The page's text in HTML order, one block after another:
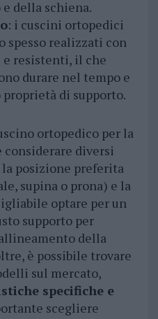
della schiena.
: i cuscini ortopedici
spesso realizzati con
resistenti, il che
durare nel tempo e
di supporto.
ortopedico per la
diversi
posizione preferita
supina o prona) e la
optare per un
supporto per
della
è possibile trovare
sul mercato,
specifiche e
scegliere